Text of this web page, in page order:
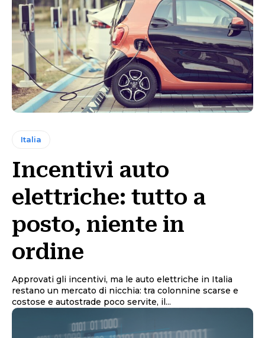
Italia
Incentivi auto
elettriche: tutto a
posto, niente in
ordine
Approvati gli incentivi, ma le auto elettriche in Italia
restano un mercato di nicchia: tra colonnine scarse e
costose e autostrade poco servite, il...